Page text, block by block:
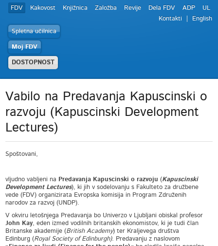
FDV Kakovost Knjižnica Založba Revije Dela FDV ADP
UL
Kontakti
English
Spletna učilnica
Moj FDV
DOSTOPNOST
Vabilo na Predavanja Kapuscinski o
razvoju (Kapuscinski Development
Lectures)
Spoštovani,
vljudno vabljeni na Predavanja Kapuscinski o razvoju (Kapuscinski
Development Lectures), ki jih v sodelovanju s Fakulteto za družbene
vede (FDV) organizirata Evropska komisija in Program Združenih
narodov za razvoj (UNDP).
V okviru letošnjega Predavanja bo Univerzo v Ljubljani obiskal profesor
John Kay, eden izmed vodilnih britanskih ekonomistov, ki je tudi član
Britanske akademije (British Academy) ter Kraljevega društva
Edinburg (Royal Society of Edinburgh). Predavanju z naslovom